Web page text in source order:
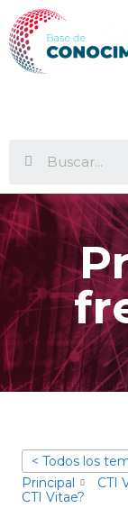
< Todos los
Principal
CTI
CTI Vitae?